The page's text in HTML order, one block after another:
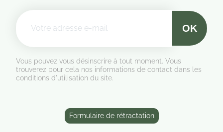
Vous pouvez vous désinscrire à tout moment. Vous
trouverez pour cela nos informations de contact dans les
conditions d'utilisation du site.
Formulaire de rétractation